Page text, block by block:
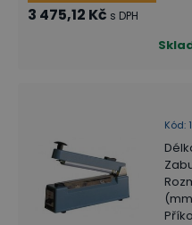
3 475,12 Kč s DPH
Kód: